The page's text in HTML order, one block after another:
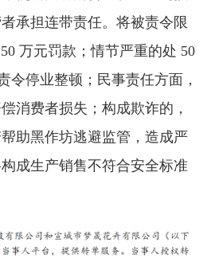
承担连带责任。将被责令限
万元罚款；情节严重的处 50
令停业整顿；民事责任方面，
消费者损失；构成欺诈的，
助黑作坊逃避监管，造成严
成生产销售不符合安全标准